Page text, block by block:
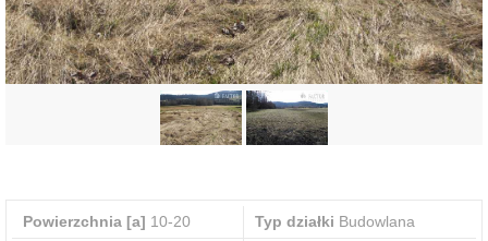
Powierzchnia [a] 10-20 Typ działki Budowlana